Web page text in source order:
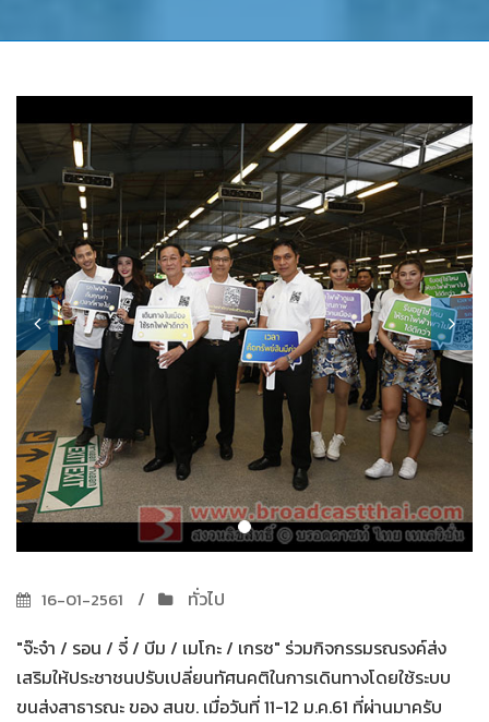
16-01-2561
ทั่วไป
"จ๊ะจ๋า / รอน / จี๋ / บีม / เมโกะ / เกรซ" ร่วมกิจกรรมรณรงค์ส่ง
เสริมให้ประชาชนปรับเปลี่ยนทัศนคติในการเดินทางโดยใช้ระบบ
ขนส่งสาธารณะ ของ สนข. เมื่อวันที่ 11-12 ม.ค.61 ที่ผ่านมาครับ